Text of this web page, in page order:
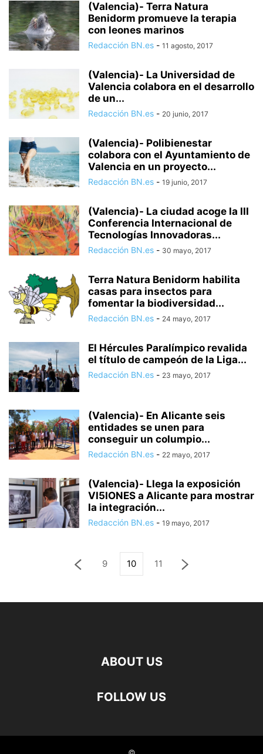
(Valencia)- Terra Natura
Benidorm promueve la terapia
con leones marinos
Redacción BN.es - 11 agosto, 2017
(Valencia)- La Universidad de
Valencia colabora en el desarrollo
de un...
Redacción BN.es - 20 junio, 2017
(Valencia)- Polibienestar
colabora con el Ayuntamiento de
Valencia en un proyecto...
Redacción BN.es - 19 junio, 2017
(Valencia)- La ciudad acoge la III
Conferencia Internacional de
Tecnologías Innovadoras...
Redacción BN.es - 30 mayo, 2017
Terra Natura Benidorm habilita
casas para insectos para
fomentar la biodiversidad...
Redacción BN.es - 24 mayo, 2017
El Hércules Paralímpico revalida
el título de campeón de la Liga...
Redacción BN.es - 23 mayo, 2017
(Valencia)- En Alicante seis
entidades se unen para
conseguir un columpio...
Redacción BN.es - 22 mayo, 2017
(Valencia)- Llega la exposición
VI5IONES a Alicante para mostrar
la integración...
Redacción BN.es - 19 mayo, 2017
9 10 11
ABOUT US
FOLLOW US